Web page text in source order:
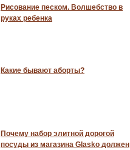
Рисование песком. Волшебство в
руках ребенка
Какие бывают аборты?
Почему набор элитной дорогой
посуды из магазина Glasko должен